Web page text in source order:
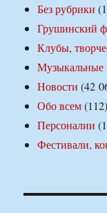
Без рубрики
Грушинский
Клубы,
Музыкальные
Новости (42
Обо всем(112)
Персоналии
Фестивали,